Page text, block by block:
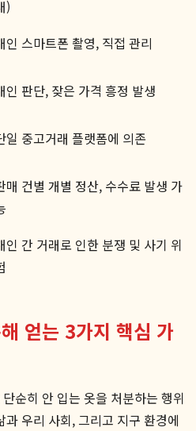
)
인 스마트폰 촬영, 직접 관리
인 판단, 잦은 가격 흥정 발생
일 중고거래 플랫폼에 의존
매 건별 개별 정산, 수수료 발생 가
인 간 거래로 인한 분쟁 및 사기 위
얻는 3가지 핵심 가
순히 안 입는 옷을 처분하는 행위
우리 사회, 그리고 지구 환경에